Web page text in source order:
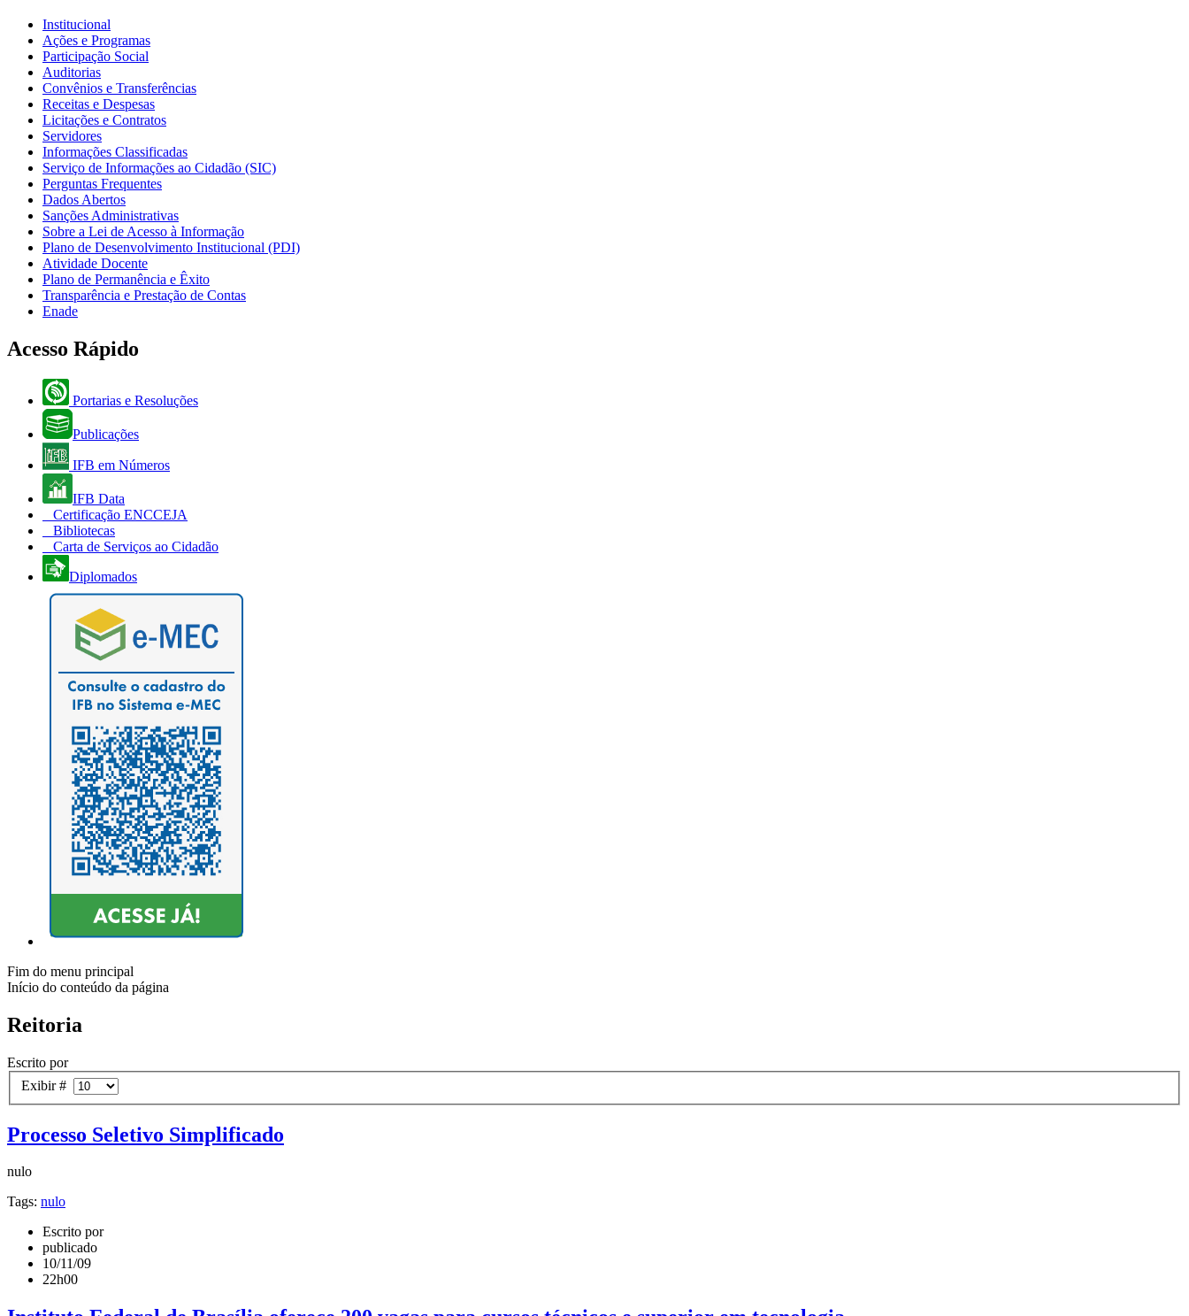
Institucional
Ações e Programas
Participação Social
Auditorias
Convênios e Transferências
Receitas e Despesas
Licitações e Contratos
Servidores
Informações Classificadas
Serviço de Informações ao Cidadão (SIC)
Perguntas Frequentes
Dados Abertos
Sanções Administrativas
Sobre a Lei de Acesso à Informação
Plano de Desenvolvimento Institucional (PDI)
Atividade Docente
Plano de Permanência e Êxito
Transparência e Prestação de Contas
Enade
Acesso Rápido
Portarias e Resoluções
Publicações
IFB em Números
IFB Data
Certificação ENCCEJA
Bibliotecas
Carta de Serviços ao Cidadão
Diplomados
Fim do menu principal
Início do conteúdo da página
Reitoria
Escrito por
Exibir #
Processo Seletivo Simplificado
nulo
Tags: nulo
Escrito por
publicado
10/11/09
22h00